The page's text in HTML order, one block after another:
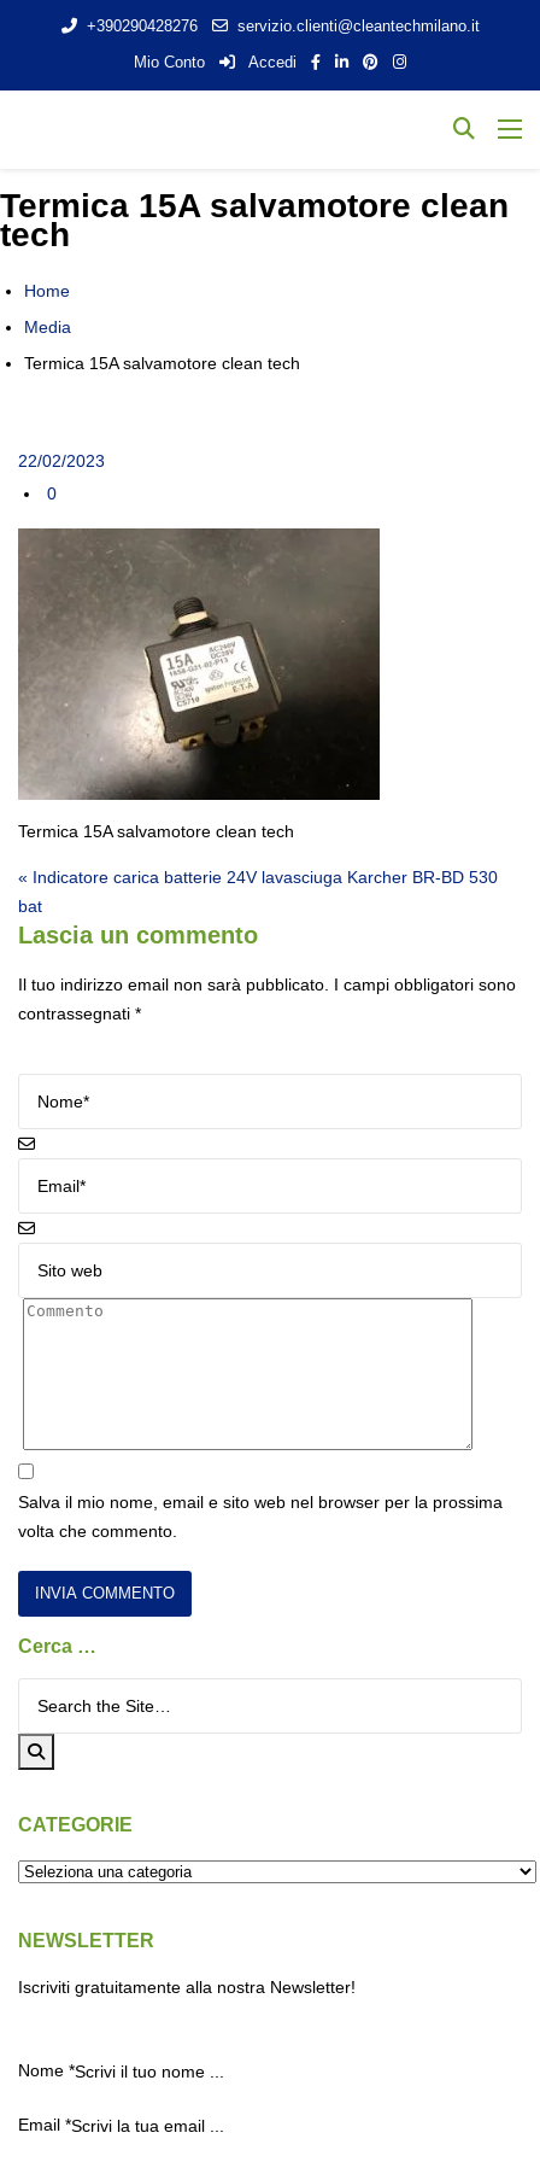
+390290428276
servizio.clienti@cleantechmilano.it
Mio Conto
Accedi
Termica 15A salvamotore clean
tech
Home
Media
Termica 15A salvamotore clean tech
22/02/2023
0
Termica 15A salvamotore clean tech
Navigazione articoli
« Indicatore carica batterie 24V lavasciuga Karcher BR-BD 530
bat
Lascia un commento
Il tuo indirizzo email non sarà pubblicato. I campi obbligatori sono
contrassegnati *
Salva il mio nome, email e sito web nel browser per la prossima
volta che commento.
Cerca …
CATEGORIE
NEWSLETTER
Iscriviti gratuitamente alla nostra Newsletter!
Nome *
Email *